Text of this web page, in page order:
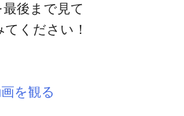
後まで見て
ください！
を観る